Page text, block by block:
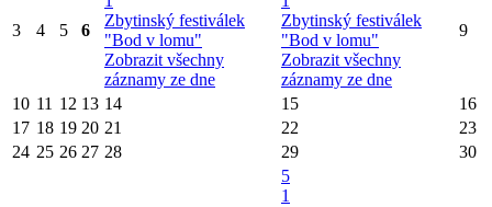
3 4 5 6
Zbytinský festiválek
"Bod v lomu"
Zobrazit všechny
záznamy ze dne
Zbytinský festiválek
"Bod v lomu"
Zobrazit všechny
záznamy ze dne
9
10 11 12 13 14 15
16
17 18 19 20 21 22
23
24 25 26 27 28 29 30
5
1